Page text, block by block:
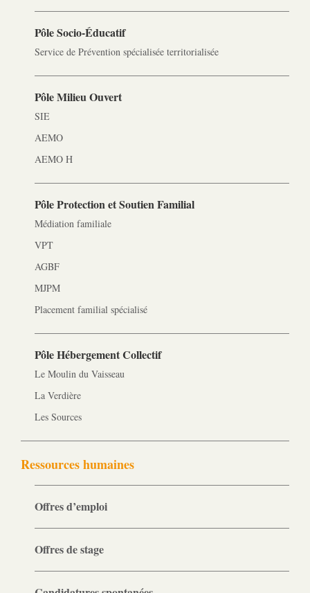
Pôle Socio-­Éducatif
Service de Prévention spécialisée territorialisée
Pôle Milieu Ouvert
SIE
AEMO
AEMO H
Pôle Protection et Soutien Familial
Médiation familiale
VPT
AGBF
MJPM
Placement familial spécialisé
Pôle Hébergement Collectif
Le Moulin du Vaisseau
La Verdière
Les Sources
Ressources humaines
Offres d’emploi
Offres de stage